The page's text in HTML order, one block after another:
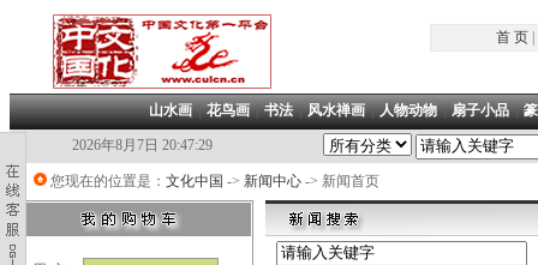
首 页|
山水画|花鸟画|书法|风水禅画|人物动物|扇子小品|
2026年8月7日 20:47:29
您现在的位置是： 文化中国 -> 新闻中心 -> 新闻首页